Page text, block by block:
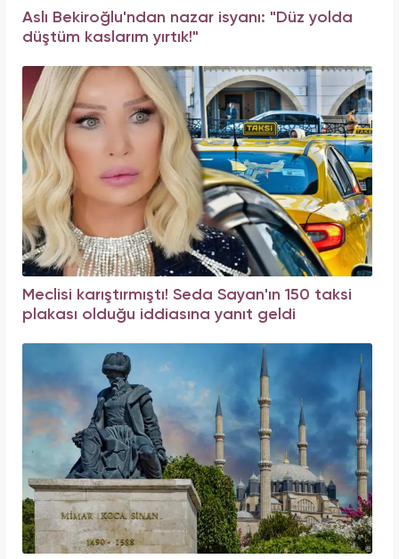
Aslı Bekiroğlu'ndan nazar isyanı: "Düz yolda
düştüm kaslarım yırtık!"
Meclisi karıştırmıştı! Seda Sayan'ın 150 taksi
plakası olduğu iddiasına yanıt geldi